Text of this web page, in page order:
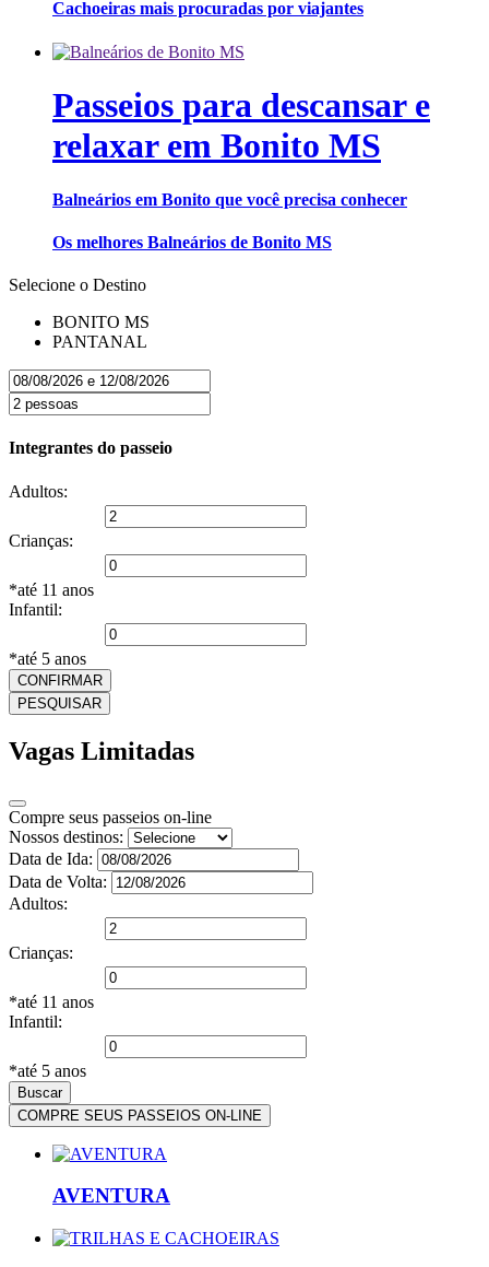
Cachoeiras mais procuradas por viajantes
Passeios para descansar e
relaxar em Bonito MS
Balneários em Bonito que você precisa conhecer
Os melhores Balneários de Bonito MS
Selecione o Destino
BONITO MS
PANTANAL
Integrantes do passeio
Adultos:
Crianças:
*até 11 anos
Infantil:
*até 5 anos
CONFIRMAR
PESQUISAR
Vagas Limitadas
Compre seus passeios on-line
Nossos destinos:
Data de Ida:
Data de Volta:
Adultos:
Crianças:
*até 11 anos
Infantil:
*até 5 anos
Buscar
COMPRE SEUS PASSEIOS ON-LINE
AVENTURA